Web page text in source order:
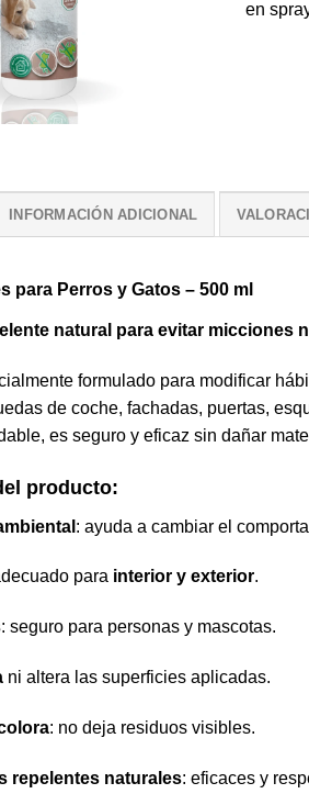
en
INFORMACIÓN ADICIONAL
para Perros y Gatos – 500 ml
natural para evitar micciones
formulado para modificar
de coche, fachadas, puertas,
es seguro y eficaz sin dañar
producto:
: ayuda a cambiar el
para interior y exterior.
: seguro para personas y mascotas.
ni altera las superficies aplicadas.
: no deja residuos visibles.
repelentes naturales: eficaces y